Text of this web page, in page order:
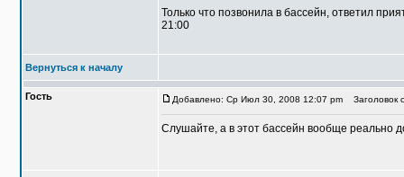
Только что позвонила в бассейн, ответил
21:00
Вернуться к началу
Гость Добавлено: Ср Июл 30, 2008 12:07 pm Заголовок
Слушайте, а в этот бассейн вообще реально